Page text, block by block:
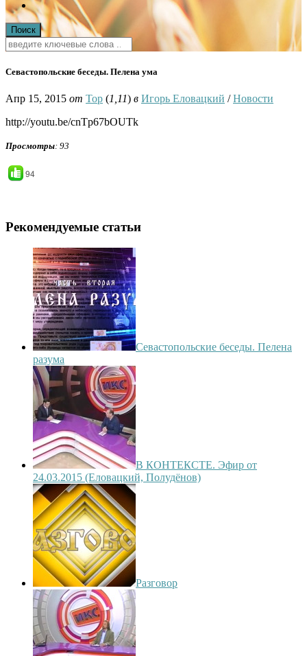
Севастопольские беседы. Пелена ума
Апр 15, 2015 от Тор (1,11) в Игорь Еловацкий /Новости
http://youtu.be/cnTp67bOUTk
Просмотры: 93
94
Рекомендуемые статьи
Севастопольские беседы. Пелена
разума
В КОНТЕКСТЕ. Эфир от
24.03.2015 (Еловацкий, Полудёнов)
Разговор